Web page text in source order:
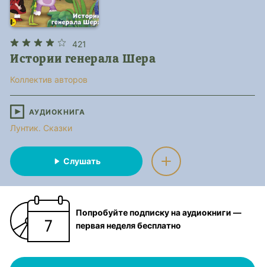
421
Истории генерала Шера
Коллектив авторов
АУДИОКНИГА
Лунтик. Сказки
Слушать
Попробуйте подписку на аудиокниги —
первая неделя бесплатно